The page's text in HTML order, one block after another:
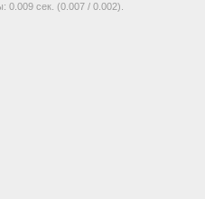
0.009 сек. (0.007 / 0.002).